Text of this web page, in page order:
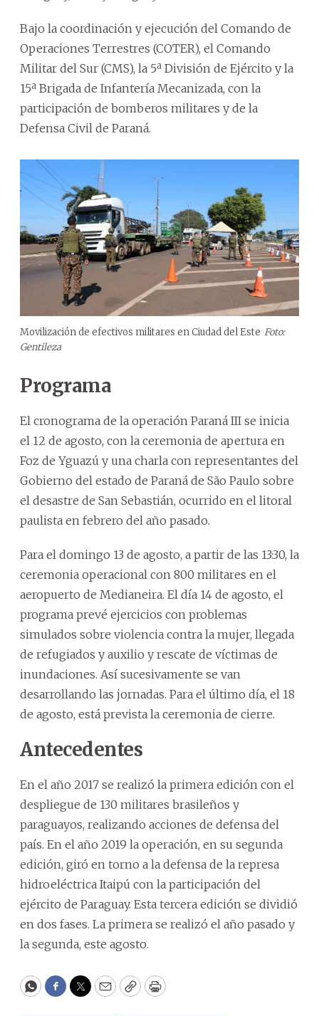
Bajo la coordinación y ejecución del Comando de
Operaciones Terrestres (COTER), el Comando
Militar del Sur (CMS), la 5ª División de Ejército y la
15ª Brigada de Infantería Mecanizada, con la
participación de bomberos militares y de la
Defensa Civil de Paraná.
Movilización de efectivos militares en Ciudad del Este Foto:
Gentileza
Programa
El cronograma de la operación Paraná III se inicia
el 12 de agosto, con la ceremonia de apertura en
Foz de Yguazú y una charla con representantes del
Gobierno del estado de Paraná de São Paulo sobre
el desastre de San Sebastián, ocurrido en el litoral
paulista en febrero del año pasado.
Para el domingo 13 de agosto, a partir de las 13:30, la
ceremonia operacional con 800 militares en el
aeropuerto de Medianeira. El día 14 de agosto, el
programa prevé ejercicios con problemas
simulados sobre violencia contra la mujer, llegada
de refugiados y auxilio y rescate de víctimas de
inundaciones. Así sucesivamente se van
desarrollando las jornadas. Para el último día, el 18
de agosto, está prevista la ceremonia de cierre.
Antecedentes
En el año 2017 se realizó la primera edición con el
despliegue de 130 militares brasileños y
paraguayos, realizando acciones de defensa del
país. En el año 2019 la operación, en su segunda
edición, giró en torno a la defensa de la represa
hidroeléctrica Itaipú con la participación del
ejército de Paraguay. Esta tercera edición se dividió
en dos fases. La primera se realizó el año pasado y
la segunda, este agosto.
WhatsApp
Facebook
Twitter
EmailCopyPrint